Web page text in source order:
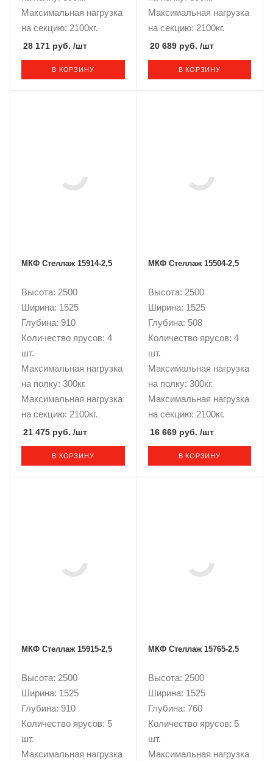
Максимальная нагрузка
на секцию: 2100кг.
28 171 руб. /шт
В КОРЗИНУ
Максимальная нагрузка
на секцию: 2100кг.
20 689 руб. /шт
В КОРЗИНУ
МКФ Стеллаж 15914-2,5
Высота: 2500
Ширина: 1525
Глубина: 910
Количество ярусов: 4
шт.
Максимальная нагрузка
на полку: 300кг.
Максимальная нагрузка
на секцию: 2100кг.
21 475 руб. /шт
В КОРЗИНУ
МКФ Стеллаж 15504-2,5
Высота: 2500
Ширина: 1525
Глубина: 508
Количество ярусов: 4
шт.
Максимальная нагрузка
на полку: 300кг.
Максимальная нагрузка
на секцию: 2100кг.
16 669 руб. /шт
В КОРЗИНУ
МКФ Стеллаж 15915-2,5
Высота: 2500
Ширина: 1525
Глубина: 910
Количество ярусов: 5
шт.
Максимальная нагрузка
МКФ Стеллаж 15765-2,5
Высота: 2500
Ширина: 1525
Глубина: 760
Количество ярусов: 5
шт.
Максимальная нагрузка